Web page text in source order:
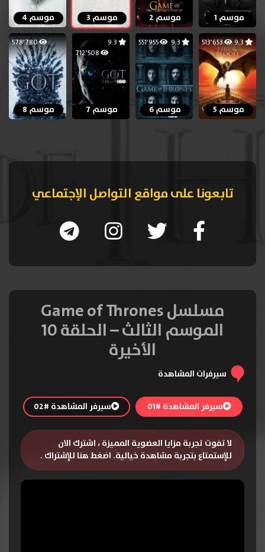
موسم 1 موسم 2 موسم 3 موسم 4
9.3 513٬653
موسم 5
551٬955
موسم 6 موسم 7
578٬780
موسم 8
تابعونا على مواقع التواصل الإجتماعي
مسلسل Game of Thrones
الموسم الثالث – الحلقة 10
الأخيرة
سيرفرات المشاهدة
سيرفر المشاهدة #01 سيرفر المشاهدة #02
لا تفوت تجربة مزايا العضوية المميزة ، اشترك الان
للإستمتاع بتجربة مشاهدة خيالية. اضغط هنا للإشتراك .